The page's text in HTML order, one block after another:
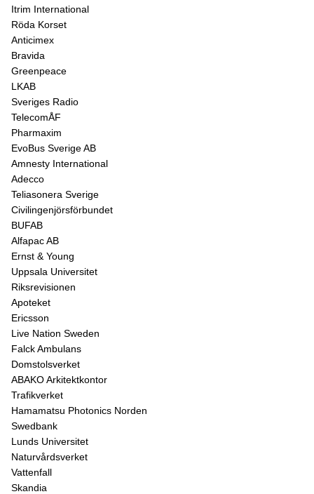
Itrim International
Röda Korset
Anticimex
Bravida
Greenpeace
LKAB
Sveriges Radio
TelecomÅF
Pharmaxim
EvoBus Sverige AB
Amnesty International
Adecco
Teliasonera Sverige
Civilingenjörsförbundet
BUFAB
Alfapac AB
Ernst & Young
Uppsala Universitet
Riksrevisionen
Apoteket
Ericsson
Live Nation Sweden
Falck Ambulans
Domstolsverket
ABAKO Arkitektkontor
Trafikverket
Hamamatsu Photonics Norden
Swedbank
Lunds Universitet
Naturvårdsverket
Vattenfall
Skandia